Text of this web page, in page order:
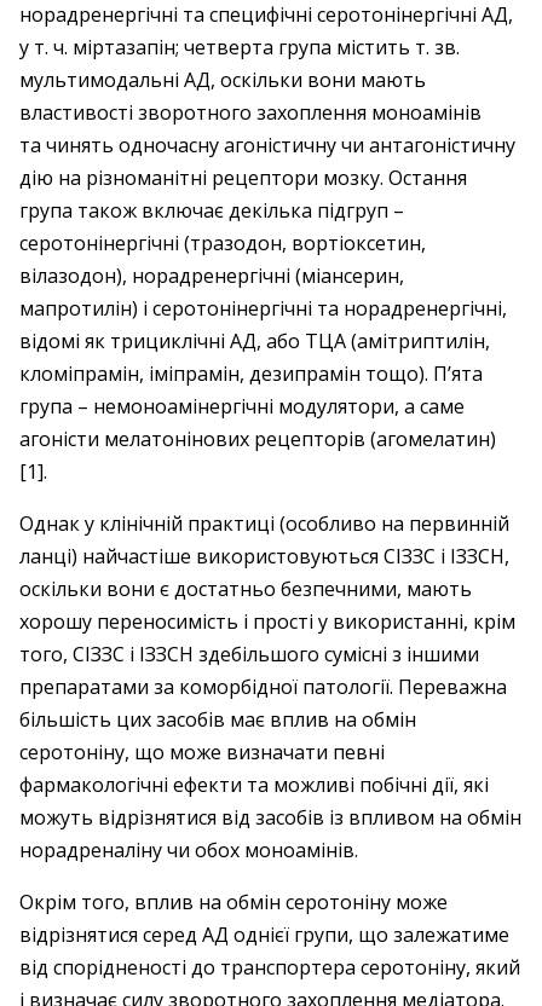
норадренергічні та специфічні серотонінергічні АД,
у т. ч. міртазапін; четверта група містить т. зв.
мультимодальні АД, оскільки вони мають
властивості зворотного захоплення моноамінів
та чинять одночасну агоністичну чи антагоністичну
дію на різноманітні рецептори мозку. Остання
група також включає декілька підгруп –
серотонінергічні (тразодон, вортіоксетин,
вілазодон), норадренергічні (міансерин,
мапротилін) і серотонінергічні та норадренергічні,
відомі як трициклічні АД, або ТЦА (амітриптилін,
кломіпрамін, іміпрамін, дезипрамін тощо). П’ята
група – немоноамінергічні модулятори, а саме
агоністи мелатонінових рецепторів (агомелатин)
[1].
Однак у клінічній практиці (особливо на первинній
ланці) найчастіше використовуються СІЗЗС і ІЗЗСН,
оскільки вони є достатньо безпечними, мають
хорошу ­переносимість і прості у використанні, крім
того, СІЗЗС і ІЗЗСН здебільшого сумісні з іншими
препаратами за ­коморбідної патології. Переважна
більшість цих засобів має вплив на обмін
серотоніну, що може визначати певні
фармакологічні ефекти та можливі побічні дії, які
можуть відрізнятися від засобів із впливом на обмін
норадреналіну чи обох моноамінів.
Окрім того, вплив на обмін серотоніну може
відрізнятися серед АД однієї групи, що залежатиме
від спорідненості до транспортера серотоніну, який
і визначає силу зворотного захоплення медіатора.